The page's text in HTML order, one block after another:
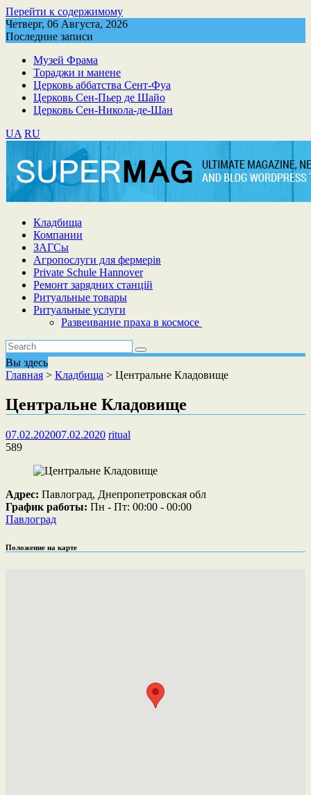
Перейти к содержимому
Четверг, 06 Августа, 2026
Последние записи
Музей Фрама
Тораджи и манене
Церковь аббатства Сент-Фуа
Церковь Сен-Пьер де Шайо
Церковь Сен-Никола-де-Шан
UA RU
Кладбища
Компании
ЗАГСы
Агропослуги для фермерів
Private Schule Hannover
Ремонт зарядних станцій
Ритуальные товары
Ритуальные услуги
Развеивание праха в космосе
Вы здесь
Главная > Кладбища > Центральне Кладовище
Центральне Кладовище
07.02.202007.02.2020 ritual
589
Адрес: Павлоград, Днепропетровская обл
График работы: Пн - Пт: 00:00 - 00:00
Павлоград
Положение на карте